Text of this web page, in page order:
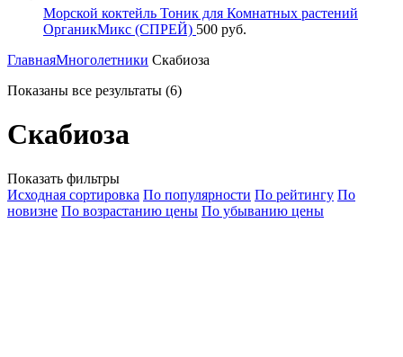
Морской коктейль Тоник для Комнатных растений
ОрганикМикс (СПРЕЙ) 500 руб.
ГлавнаяМноголетники Скабиоза
Показаны все результаты (6)
Скабиоза
Показать фильтры
Исходная сортировка По популярности По рейтингу По
новизне По возрастанию цены По убыванию цены